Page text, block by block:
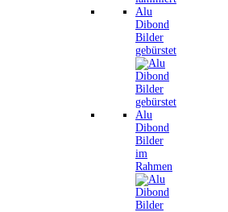
Alu
Dibond
Bilder
gebürstet
Alu
Dibond
Bilder
im
Rahmen